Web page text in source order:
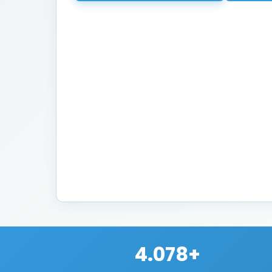
4.078+